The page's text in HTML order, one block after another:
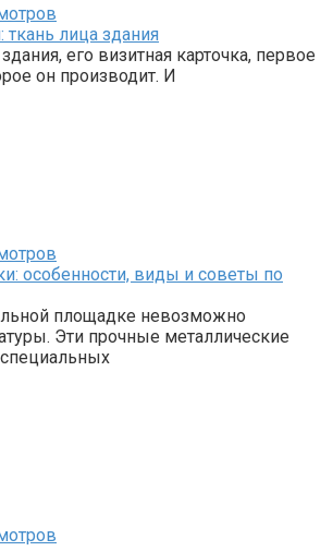
лица здания
его визитная карточка, первое
он производит. И
особенности, виды и советы по
площадке невозможно
Эти прочные металлические